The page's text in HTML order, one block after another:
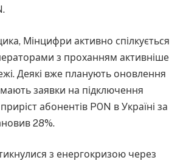
Мінцифри активно спілкується
з проханням активніше
Деякі вже планують оновлення
заявки на підключення
абонентів PON в Україні за
28%.
з енергокризою через